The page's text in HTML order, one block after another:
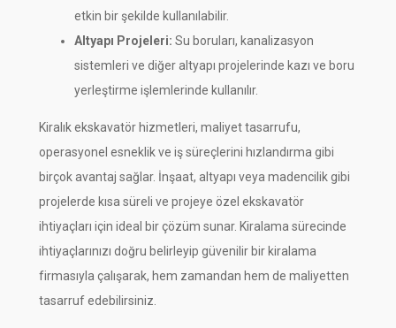
etkin bir şekilde kullanılabilir.
Altyapı Projeleri: Su boruları, kanalizasyon
sistemleri ve diğer altyapı projelerinde kazı ve boru
yerleştirme işlemlerinde kullanılır.
Kiralık ekskavatör hizmetleri, maliyet tasarrufu,
operasyonel esneklik ve iş süreçlerini hızlandırma gibi
birçok avantaj sağlar. İnşaat, altyapı veya madencilik gibi
projelerde kısa süreli ve projeye özel ekskavatör
ihtiyaçları için ideal bir çözüm sunar. Kiralama sürecinde
ihtiyaçlarınızı doğru belirleyip güvenilir bir kiralama
firmasıyla çalışarak, hem zamandan hem de maliyetten
tasarruf edebilirsiniz.